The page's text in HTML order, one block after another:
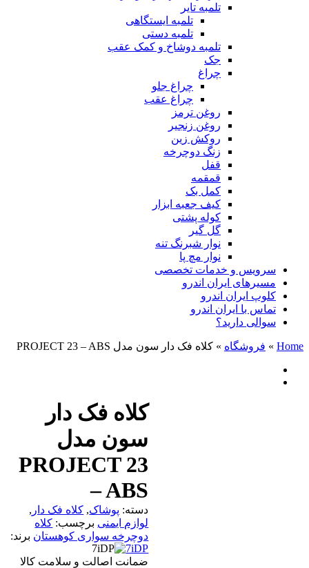
تلمبه تایر
تلمبه ایستگاهی
تلمبه دستی
تلمبه دوشاخ و کمک عقب
جک
چراغ
چراغ جلو
چراغ عقب
روغن ترمز
روغن زنجیر
روکش زین
زنگ دوچرخه
قفل
قمقمه
کمل بک
کیف جعبه ابزار
کوله پشتی
گل گیر
نوار شبرنگ تنه
نوار مچ پا
سرویس و خدمات تخصصی
مسیرهای ایران اندرو
کلوپ ایران اندرو
تماس با ایران اندرو
سوالی دارید؟
Home
» فروشگاه » کلاه فک دار سون مدل PROJECT 23 – ABS
کلاه فک دار
سون مدل
PROJECT 23
– ABS
دسته: پوشاک, کلاه فک دار ,
لوازم ایمنی برچسب: کلاه
دوچرخه سواری کوهستان برند:
7iDP
ضمانت اصالت و سلامت کالا